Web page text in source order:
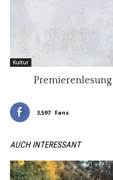
Kultur
3,597 Fans
AUCH INTERESSANT